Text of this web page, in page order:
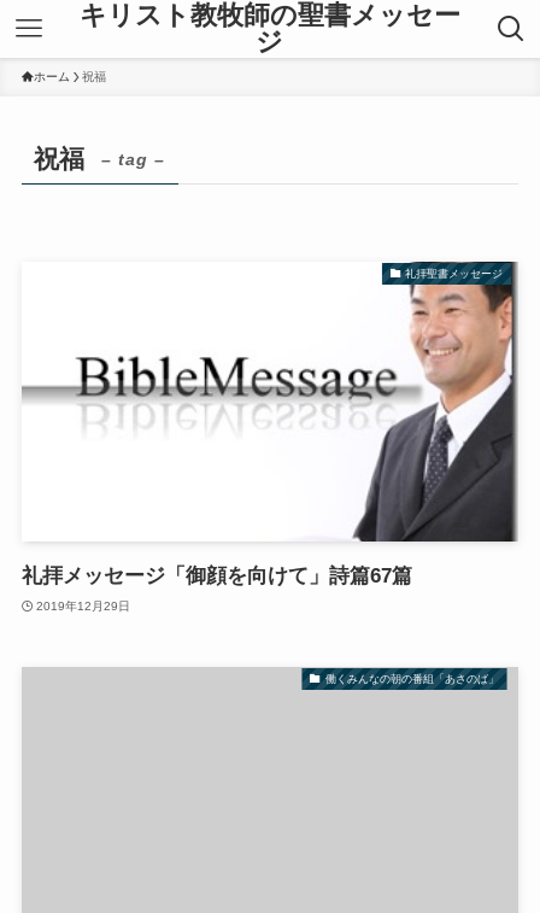
キリスト教牧師の聖書メッセー
ジ
ホーム 祝福
祝福 – tag –
礼拝聖書メッセージ
礼拝メッセージ「御顔を向けて」詩篇67篇
2019年12月29日
働くみんなの朝の番組「あさのば」